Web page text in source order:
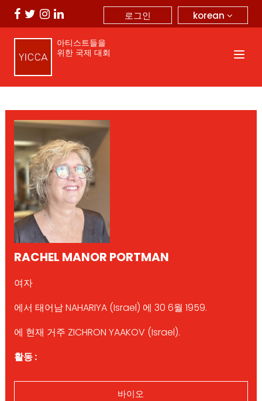
korean
로그인
아티스트들을
위한 국제 대회
RACHEL MANOR PORTMAN
여자
에서 태어남 NAHARIYA (Israel) 에 30 6월 1959.
에 현재 거주 ZICHRON YAAKOV (Israel).
활동 :
바이오